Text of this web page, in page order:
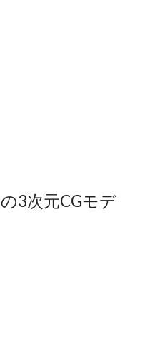
3次元CGモデ